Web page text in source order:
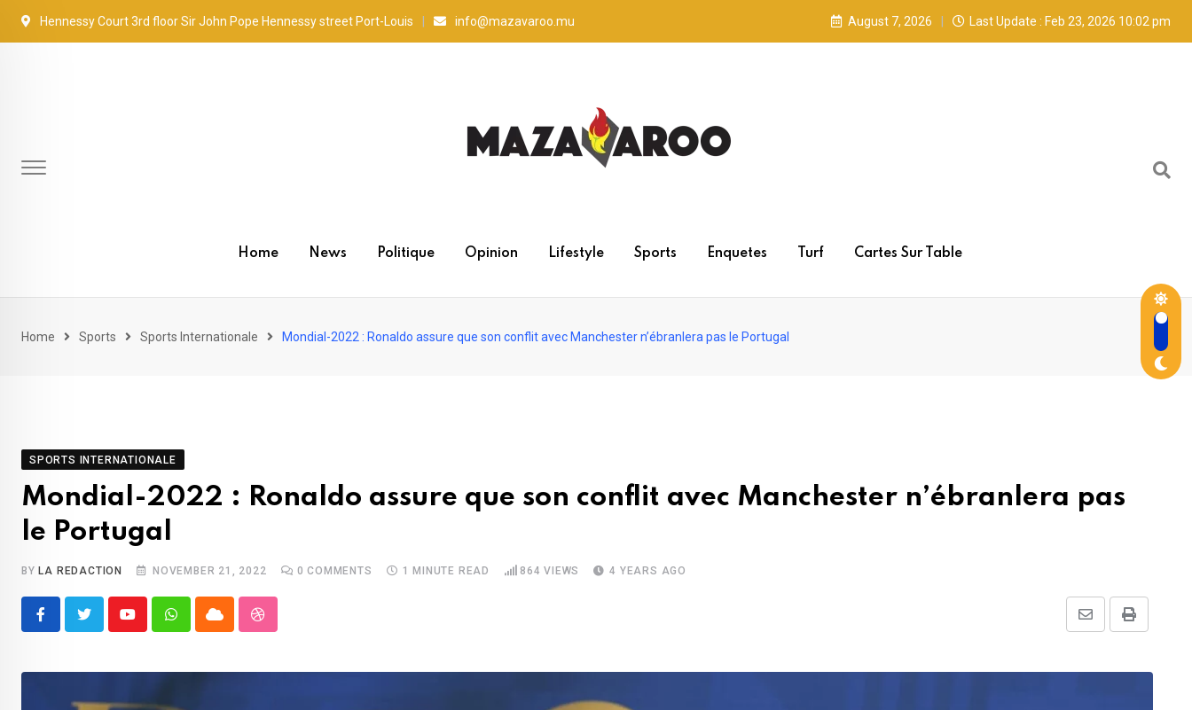
Skip
Hennessy Court 3rd floor Sir John Pope Hennessy street Port-Louis info@mazavaroo.mu August 7, 2026 Last Update : Feb 23, 2026 10:02 pm
Home News Politique Opinion Lifestyle Sports Enquetes Turf Cartes Sur Table
Home Sports Sports Internationale Mondial-2022 : Ronaldo assure que son conflit avec Manchester n’ébranlera pas le Portugal
SPORTS INTERNATIONALE
Mondial-2022 : Ronaldo assure que son conflit avec Manchester n’ébranlera pas
le Portugal
BY LA REDACTION NOVEMBER 21, 2022 0 COMMENTS 1 MINUTE READ 864 VIEWS 4 YEARS AGO
YoutubeWhatsappCloud StumbleUpon Print
Share
Email